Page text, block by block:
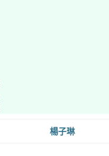
楊子琳